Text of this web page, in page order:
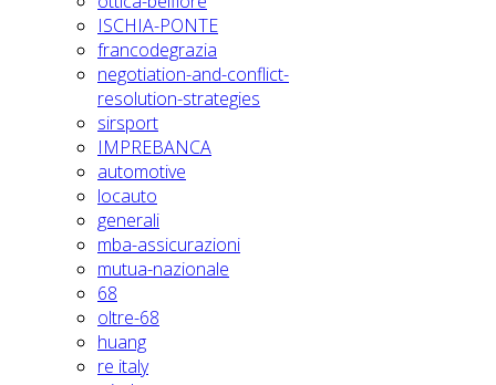
ISCHIA-PONTE
francodegrazia
negotiation-and-conflict-
resolution-strategies
sirsport
IMPREBANCA
automotive
locauto
generali
mba-assicurazioni
mutua-nazionale
68
oltre-68
huang
re italy